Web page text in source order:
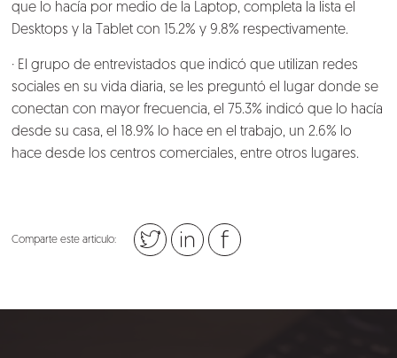
que lo hacía por medio de la Laptop, completa la lista el
Desktops y la Tablet con 15.2% y 9.8% respectivamente.
· El grupo de entrevistados que indicó que utilizan redes
sociales en su vida diaria, se les preguntó el lugar donde se
conectan con mayor frecuencia, el 75.3% indicó que lo hacía
desde su casa, el 18.9% lo hace en el trabajo, un 2.6% lo
hace desde los centros comerciales, entre otros lugares.
Comparte este artículo: